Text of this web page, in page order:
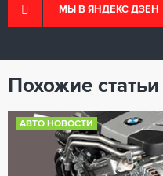
МЫ В ЯНДЕКС ДЗЕН
Похожие статьи
АВТО НОВОСТИ